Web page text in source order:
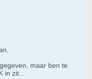
maar ben te
zit...